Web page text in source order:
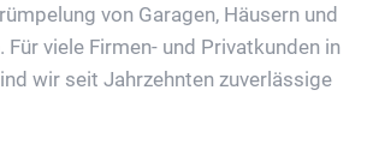
von Garagen, Häusern und
Für viele Firmen- und Privatkunden in
wir seit Jahrzehnten zuverlässige